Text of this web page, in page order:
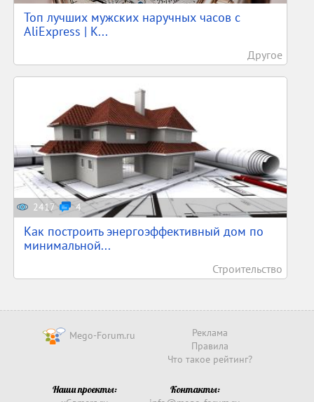
Топ лучших мужских наручных часов с
AliExpress | К...
Другое
2417 4
Как построить энергоэффективный дом по
минимальной...
Строительство
Mego-Forum.ru
Реклама
Правила
Что такое рейтинг?
Наши проекты:
Контакты: